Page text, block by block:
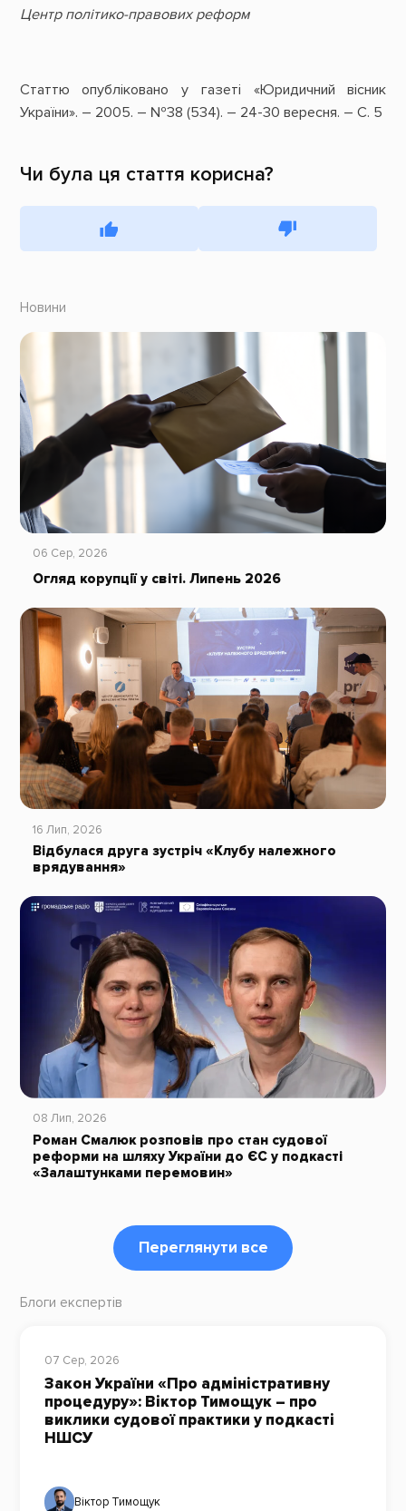
Центр політико-правових реформ
Статтю опубліковано у газеті «Юридичний вісник
України». – 2005. – №38 (534). – 24-30 вересня. – С. 5
Чи була ця стаття корисна?
Новини
06 Сер, 2026
Огляд корупції у світі. Липень 2026
16 Лип, 2026
Відбулася друга зустріч «Клубу належного
врядування»
08 Лип, 2026
Роман Смалюк розповів про стан судової
реформи на шляху України до ЄС у подкасті
«Залаштунками перемовин»
Переглянути все
Блоги експертів
07 Сер, 2026
Закон України «Про адміністративну
процедуру»: Віктор Тимощук – про
виклики судової практики у подкасті
НШСУ
Віктор Тимощук